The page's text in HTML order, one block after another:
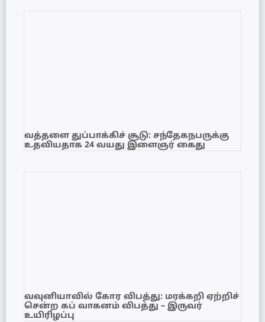
வத்தளை துப்பாக்கிச் சூடு: சந்தேகநபருக்கு
உதவியதாக 24 வயது இளைஞர் கைது
வவுனியாவில் கோர விபத்து: மரக்கறி ஏற்றிச்
சென்ற கப் வாகனம் விபத்து – இருவர்
உயிரிழப்பு